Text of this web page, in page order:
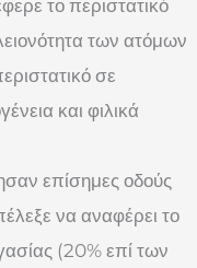
το περιστατικό
των ατόμων
σε
και φιλικά
επίσημες οδούς
να αναφέρει το
(20% επί των